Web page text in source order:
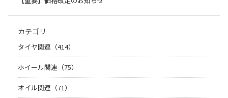
カテゴリ
タイヤ関連（414）
ホイール関連（75）
オイル関連（71）